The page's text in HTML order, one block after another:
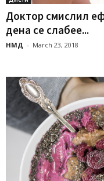
Доктор смислил
дена се слабее...
НМД - March 23, 2018